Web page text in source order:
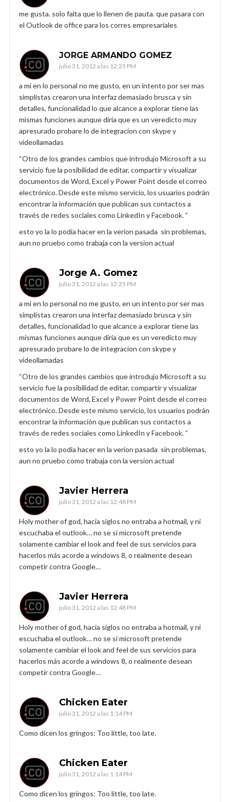
me gusta. solo falta que lo llenen de pauta. que pasara con
el Outlook de office para los corres empresariales
JORGE ARMANDO GOMEZ
julio 31, 2012 a las 12:25 PM
a mi en lo personal no me gusto, en un intento por ser mas
simplistas crearon una interfaz demasiado brusca y sin
detalles, funcionalidad lo que alcance a explorar tiene las
mismas funciones aunque diría que es un veredicto muy
apresurado probare lo de integracion con skype y
videollamadas
“Otro de los grandes cambios que introdujo Microsoft a su
servicio fue la posibilidad de editar, compartir y visualizar
documentos de Word, Excel y Power Point desde el correo
electrónico. Desde este mismo servicio, los usuarios podrán
encontrar la información que publican sus contactos a
través de redes sociales como LinkedIn y Facebook. ”
esto yo la lo podia hacer en la verion pasada sin problemas,
aun no pruebo como trabaja con la version actual
Jorge A. Gomez
julio 31, 2012 a las 12:25 PM
a mi en lo personal no me gusto, en un intento por ser mas
simplistas crearon una interfaz demasiado brusca y sin
detalles, funcionalidad lo que alcance a explorar tiene las
mismas funciones aunque diría que es un veredicto muy
apresurado probare lo de integracion con skype y
videollamadas
“Otro de los grandes cambios que introdujo Microsoft a su
servicio fue la posibilidad de editar, compartir y visualizar
documentos de Word, Excel y Power Point desde el correo
electrónico. Desde este mismo servicio, los usuarios podrán
encontrar la información que publican sus contactos a
través de redes sociales como LinkedIn y Facebook. ”
esto yo la lo podia hacer en la verion pasada sin problemas,
aun no pruebo como trabaja con la version actual
Javier Herrera
julio 31, 2012 a las 12:48 PM
Holy mother of god, hacia siglos no entraba a hotmail, y ni
escuchaba el outlook… no se si microsoft pretende
solamente cambiar el look and feel de sus servicios para
hacerlos más acorde a windows 8, o realmente desean
competir contra Google…
Javier Herrera
julio 31, 2012 a las 12:48 PM
Holy mother of god, hacia siglos no entraba a hotmail, y ni
escuchaba el outlook… no se si microsoft pretende
solamente cambiar el look and feel de sus servicios para
hacerlos más acorde a windows 8, o realmente desean
competir contra Google…
Chicken Eater
julio 31, 2012 a las 1:14 PM
Como dicen los gringos: Too little, too late.
Chicken Eater
julio 31, 2012 a las 1:14 PM
Como dicen los gringos: Too little, too late.